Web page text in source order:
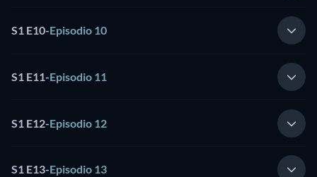
S1 E10-Episodio 10
S1 E11-Episodio 11
S1 E12-Episodio 12
S1 E13-Episodio 13